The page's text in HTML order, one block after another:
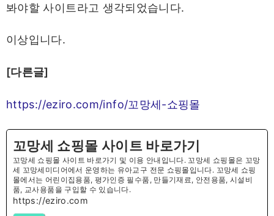
봐야할 사이트라고 생각되었습니다.
이상입니다.
[다른글]
https://eziro.com/info/꼬망세-쇼핑몰
꼬망세 쇼핑몰 사이트 바로가기
꼬망세 쇼핑몰 사이트 바로가기 및 이용 안내입니다. 꼬망세 쇼핑몰은 꼬망
세 꼬망세미디어에서 운영하는 유아교구 전문 쇼핑몰입니다. 꼬망세 쇼핑
몰에서는 어린이집용품, 평가인증 필수품, 만들기재료, 안전용품, 시설비
품, 교사용품을 구입할 수 있습니다.
https://eziro.com